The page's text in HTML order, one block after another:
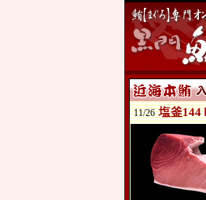
11/26 塩釜144